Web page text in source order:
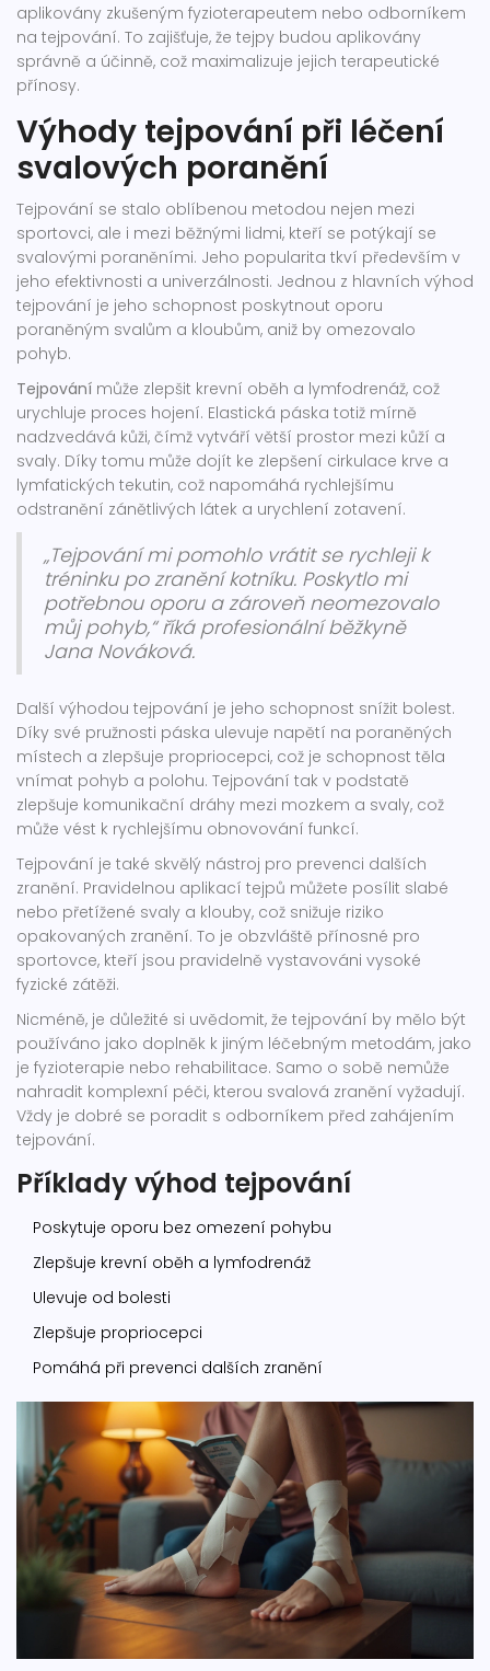
aplikovány zkušeným fyzioterapeutem nebo odborníkem
na tejpování. To zajišťuje, že tejpy budou aplikovány
správně a účinně, což maximalizuje jejich terapeutické
přínosy.
Výhody tejpování při léčení
svalových poranění
Tejpování se stalo oblíbenou metodou nejen mezi
sportovci, ale i mezi běžnými lidmi, kteří se potýkají se
svalovými poraněními. Jeho popularita tkví především v
jeho efektivnosti a univerzálnosti. Jednou z hlavních výhod
tejpování je jeho schopnost poskytnout oporu
poraněným svalům a kloubům, aniž by omezovalo
pohyb.
Tejpování může zlepšit krevní oběh a lymfodrenáž, což
urychluje proces hojení. Elastická páska totiž mírně
nadzvedává kůži, čímž vytváří větší prostor mezi kůží a
svaly. Díky tomu může dojít ke zlepšení cirkulace krve a
lymfatických tekutin, což napomáhá rychlejšímu
odstranění zánětlivých látek a urychlení zotavení.
„Tejpování mi pomohlo vrátit se rychleji k
tréninku po zranění kotníku. Poskytlo mi
potřebnou oporu a zároveň neomezovalo
můj pohyb,“ říká profesionální běžkyně
Jana Nováková.
Další výhodou tejpování je jeho schopnost snížit bolest.
Díky své pružnosti páska ulevuje napětí na poraněných
místech a zlepšuje propriocepci, což je schopnost těla
vnímat pohyb a polohu. Tejpování tak v podstatě
zlepšuje komunikační dráhy mezi mozkem a svaly, což
může vést k rychlejšímu obnovování funkcí.
Tejpování je také skvělý nástroj pro prevenci dalších
zranění. Pravidelnou aplikací tejpů můžete posílit slabé
nebo přetížené svaly a klouby, což snižuje riziko
opakovaných zranění. To je obzvláště přínosné pro
sportovce, kteří jsou pravidelně vystavováni vysoké
fyzické zátěži.
Nicméně, je důležité si uvědomit, že tejpování by mělo být
používáno jako doplněk k jiným léčebným metodám, jako
je fyzioterapie nebo rehabilitace. Samo o sobě nemůže
nahradit komplexní péči, kterou svalová zranění vyžadují.
Vždy je dobré se poradit s odborníkem před zahájením
tejpování.
Příklady výhod tejpování
Poskytuje oporu bez omezení pohybu
Zlepšuje krevní oběh a lymfodrenáž
Ulevuje od bolesti
Zlepšuje propriocepci
Pomáhá při prevenci dalších zranění